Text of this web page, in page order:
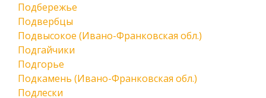
Подбережье
Подвербцы
Подвысокое (Ивано-Франковская обл.)
Подгайчики
Подгорье
Подкамень (Ивано-Франковская обл.)
Подлески